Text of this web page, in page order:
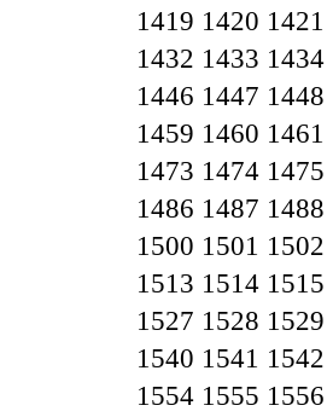
1419 1420 1421
1432 1433 1434
1446 1447 1448
1459 1460 1461
1473 1474 1475
1486 1487 1488
1500 1501 1502
1513 1514 1515
1527 1528 1529
1540 1541 1542
1554 1555 1556